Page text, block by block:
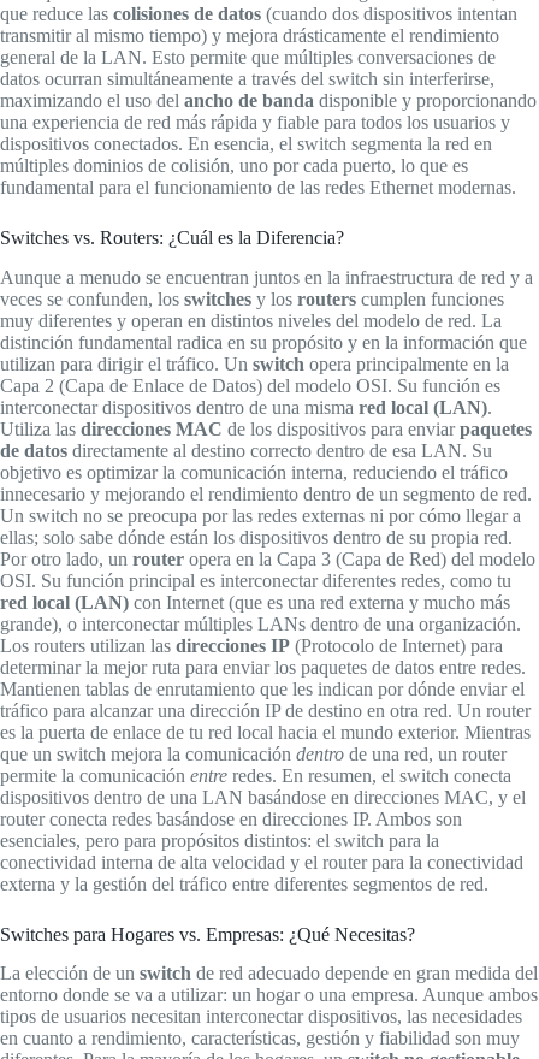
que reduce las colisiones de datos (cuando dos dispositivos intentan
transmitir al mismo tiempo) y mejora drásticamente el rendimiento
general de la LAN. Esto permite que múltiples conversaciones de
datos ocurran simultáneamente a través del switch sin interferirse,
maximizando el uso del ancho de banda disponible y proporcionando
una experiencia de red más rápida y fiable para todos los usuarios y
dispositivos conectados. En esencia, el switch segmenta la red en
múltiples dominios de colisión, uno por cada puerto, lo que es
fundamental para el funcionamiento de las redes Ethernet modernas.
Switches vs. Routers: ¿Cuál es la Diferencia?
Aunque a menudo se encuentran juntos en la infraestructura de red y a
veces se confunden, los switches y los routers cumplen funciones
muy diferentes y operan en distintos niveles del modelo de red. La
distinción fundamental radica en su propósito y en la información que
utilizan para dirigir el tráfico. Un switch opera principalmente en la
Capa 2 (Capa de Enlace de Datos) del modelo OSI. Su función es
interconectar dispositivos dentro de una misma red local (LAN).
Utiliza las direcciones MAC de los dispositivos para enviarpaquetes
de datos directamente al destino correcto dentro de esa LAN. Su
objetivo es optimizar la comunicación interna, reduciendo el tráfico
innecesario y mejorando el rendimiento dentro de un segmento de red.
Un switch no se preocupa por las redes externas ni por cómo llegar a
ellas; solo sabe dónde están los dispositivos dentro de su propia red.
Por otro lado, un router opera en la Capa 3 (Capa de Red) del modelo
OSI. Su función principal es interconectar diferentes redes, como tu
red local (LAN) con Internet (que es una red externa y mucho más
grande), o interconectar múltiples LANs dentro de una organización.
Los routers utilizan las direcciones IP (Protocolo de Internet) para
determinar la mejor ruta para enviar los paquetes de datos entre redes.
Mantienen tablas de enrutamiento que les indican por dónde enviar el
tráfico para alcanzar una dirección IP de destino en otra red. Un router
es la puerta de enlace de tu red local hacia el mundo exterior. Mientras
que un switch mejora la comunicación dentro de una red, un router
permite la comunicación entre redes. En resumen, el switch conecta
dispositivos dentro de una LAN basándose en direcciones MAC, y el
router conecta redes basándose en direcciones IP. Ambos son
esenciales, pero para propósitos distintos: el switch para la
conectividad interna de alta velocidad y el router para la conectividad
externa y la gestión del tráfico entre diferentes segmentos de red.
Switches para Hogares vs. Empresas: ¿Qué Necesitas?
La elección de un switch de red adecuado depende en gran medida del
entorno donde se va a utilizar: un hogar o una empresa. Aunque ambos
tipos de usuarios necesitan interconectar dispositivos, las necesidades
en cuanto a rendimiento, características, gestión y fiabilidad son muy